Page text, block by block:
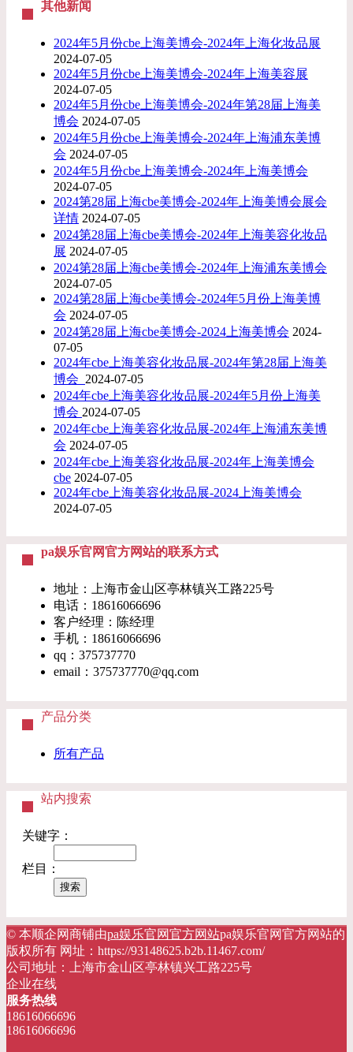
其他新闻
2024年5月份cbe上海美博会-2024年上海化妆品展
2024-07-05
2024年5月份cbe上海美博会-2024年上海美容展
2024-07-05
2024年5月份cbe上海美博会-2024年第28届上海美
博会 2024-07-05
2024年5月份cbe上海美博会-2024年上海浦东美博
会 2024-07-05
2024年5月份cbe上海美博会-2024年上海美博会
2024-07-05
2024第28届上海cbe美博会-2024年上海美博会展会
详情 2024-07-05
2024第28届上海cbe美博会-2024年上海美容化妆品
展 2024-07-05
2024第28届上海cbe美博会-2024年上海浦东美博会
2024-07-05
2024第28届上海cbe美博会-2024年5月份上海美博
会 2024-07-05
2024第28届上海cbe美博会-2024上海美博会 2024-
07-05
2024年cbe上海美容化妆品展-2024年第28届上海美
博会 ​ 2024-07-05
2024年cbe上海美容化妆品展-2024年5月份上海美
博会 2024-07-05
2024年cbe上海美容化妆品展-2024年上海浦东美博
会 2024-07-05
2024年cbe上海美容化妆品展-2024年上海美博会
cbe 2024-07-05
2024年cbe上海美容化妆品展-2024上海美博会
2024-07-05
pa娱乐官网官方网站的联系方式
地址：上海市金山区亭林镇兴工路225号
电话：18616066696
客户经理：陈经理
手机：18616066696
qq：375737770
email： 375737770@qq.com
产品分类
所有产品
站内搜索
关键字：
栏目：
© 本顺企网商铺由pa娱乐官网官方网站pa娱乐官网官方网站的
版权所有 网址：https://93148625.b2b.11467.com/
公司地址：上海市金山区亭林镇兴工路225号
企业在线
服务热线
18616066696
18616066696